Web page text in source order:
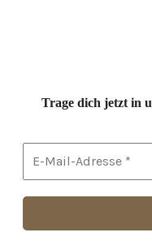
Trage dich jetzt in